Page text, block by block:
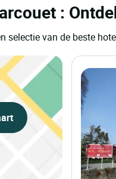
:
selectie van de beste